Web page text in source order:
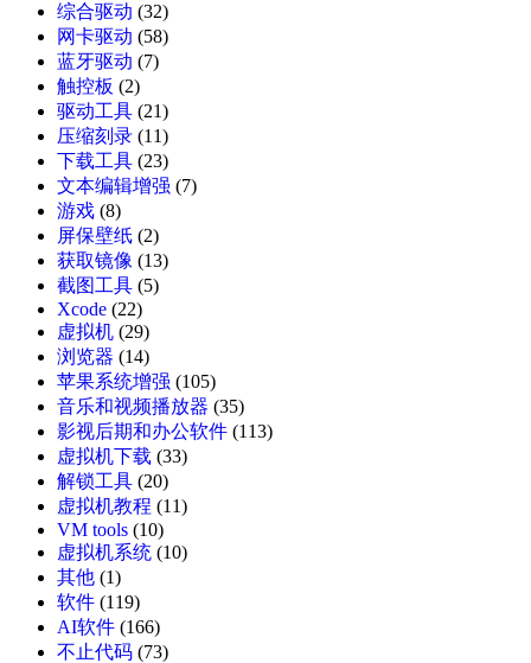
综合驱动 (32)
网卡驱动 (58)
蓝牙驱动 (7)
触控板 (2)
驱动工具 (21)
压缩刻录 (11)
下载工具 (23)
文本编辑增强 (7)
游戏 (8)
屏保壁纸 (2)
获取镜像 (13)
截图工具 (5)
Xcode (22)
虚拟机 (29)
浏览器 (14)
苹果系统增强 (105)
音乐和视频播放器 (35)
影视后期和办公软件 (113)
虚拟机下载 (33)
解锁工具 (20)
虚拟机教程 (11)
VM tools (10)
虚拟机系统 (10)
其他 (1)
软件 (119)
AI软件 (166)
不止代码 (73)